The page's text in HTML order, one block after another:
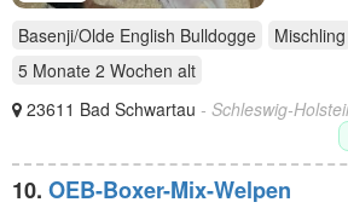
Basenji/Olde English Bulldogge
Mischling
5 Monate 2 Wochen alt
23611 Bad Schwartau - Schleswig-
10. OEB-Boxer-Mix-Welpen